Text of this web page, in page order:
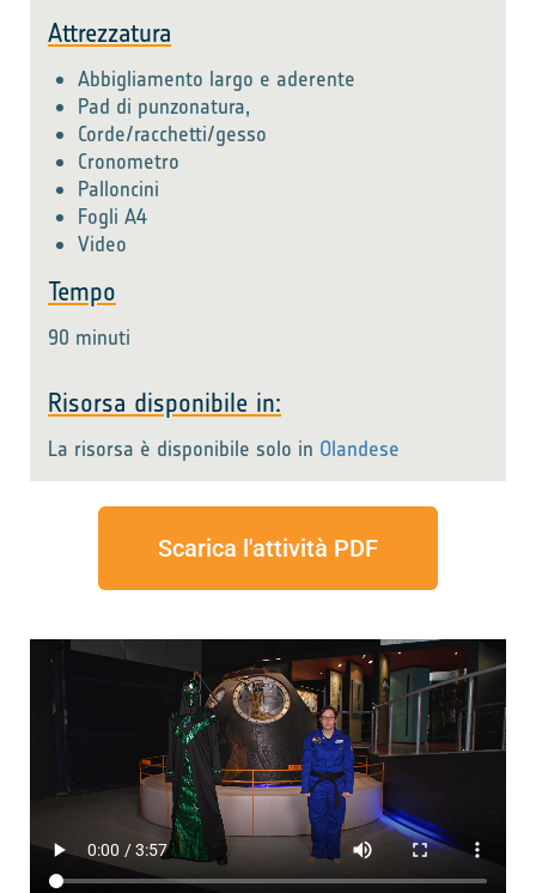
Attrezzatura
Abbigliamento largo e aderente
Pad di punzonatura,
Corde/racchetti/gesso
Cronometro
Palloncini
Fogli A4
Video
Tempo
90 minuti
Risorsa disponibile in:
La risorsa è disponibile solo in Olandese
Scarica l'attività PDF